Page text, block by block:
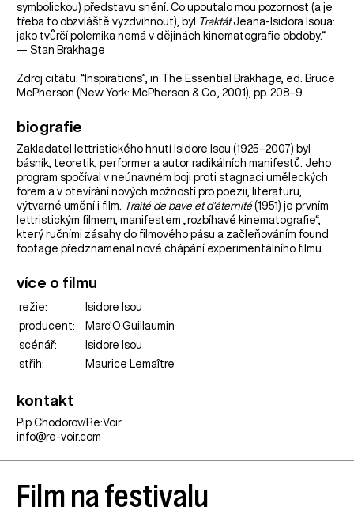
symbolickou) představu snění. Co upoutalo mou pozornost (a je
třeba to obzvláště vyzdvihnout), byl TraktátJeana-Isidora Isoua:
jako tvůrčí polemika nemá v dějinách kinematografie obdoby.“
— Stan Brakhage
Zdroj citátu: “Inspirations”, in The Essential Brakhage, ed. Bruce
McPherson (New York: McPherson & Co., 2001), pp. 208–9.
biografie
Zakladatel lettristického hnutí Isidore Isou (1925–2007) byl
básník, teoretik, performer a autor radikálních manifestů. Jeho
program spočíval v neúnavném boji proti stagnaci uměleckých
forem a v otevírání nových možností pro poezii, literaturu,
výtvarné umění i film.
Traité de bave et d’éternité(1951) je prvním
lettristickým filmem, manifestem „rozbíhavé kinematografie“,
který ručními zásahy do filmového pásu a začleňováním found
footage předznamenal nové chápání experimentálního filmu.
více o filmu
režie:
Isidore Isou
producent:
Marc'O Guillaumin
scénář:
Isidore Isou
střih:
Maurice Lemaître
kontakt
Pip Chodorov/Re:Voir
info@re-voir.com
Film na festivalu